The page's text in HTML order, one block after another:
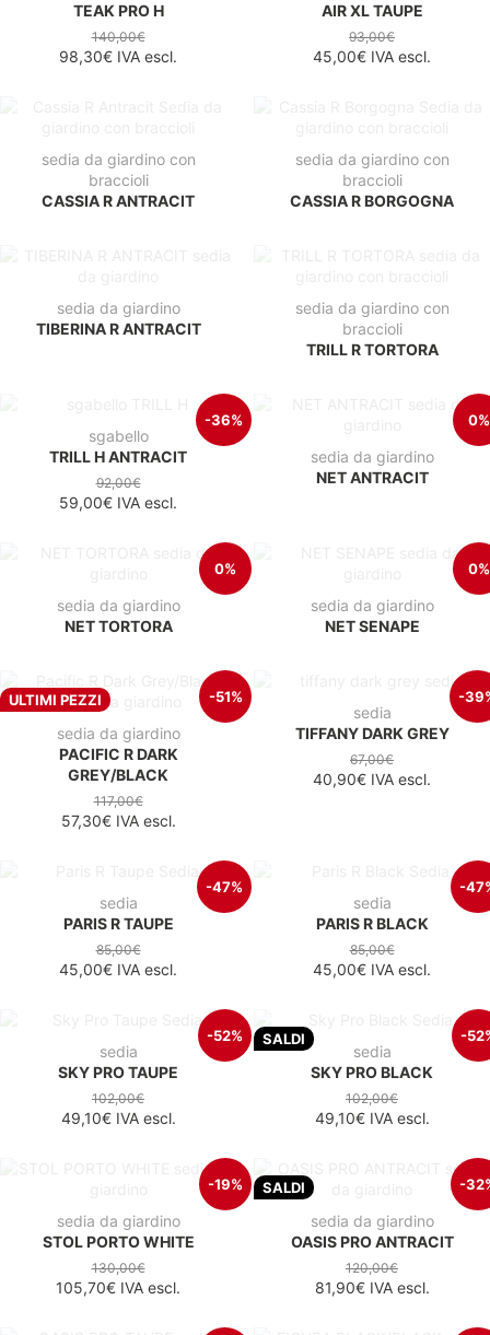
TEAK PRO H
140,00€
98,30€ IVA escl.
AIR XL TAUPE
93,00€
45,00€ IVA escl.
sedia da giardino con
braccioli
CASSIA R ANTRACIT
sedia da giardino con
braccioli
CASSIA R BORGOGNA
sedia da giardino
TIBERINA R ANTRACIT
sedia da giardino con
braccioli
TRILL R TORTORA
-36%
sgabello
TRILL H ANTRACIT
92,00€
59,00€ IVA escl.
0%
sedia da giardino
NET ANTRACIT
0%
sedia da giardino
NET TORTORA
0%
sedia da giardino
NET SENAPE
ULTIMI PEZZI -51%
sedia da giardino
PACIFIC R DARK
GREY/BLACK
117,00€
57,30€IVA escl.
-
sedia
TIFFANY DARK GREY
67,00€
40,90€ IVA escl.
-47%
sedia
PARIS R TAUPE
85,00€
45,00€ IVA escl.
-
sedia
PARIS R BLACK
85,00€
45,00€ IVA escl.
-52%
sedia
SKY PRO TAUPE
102,00€
49,10€IVA escl.
SALDI -
sedia
SKY PRO BLACK
102,00€
49,10€IVA escl.
-19%
sedia da giardino
STOL PORTO WHITE
130,00€
105,70€ IVA escl.
SALDI -
sedia da giardino
OASIS PRO ANTRACIT
120,00€
81,90€IVA escl.